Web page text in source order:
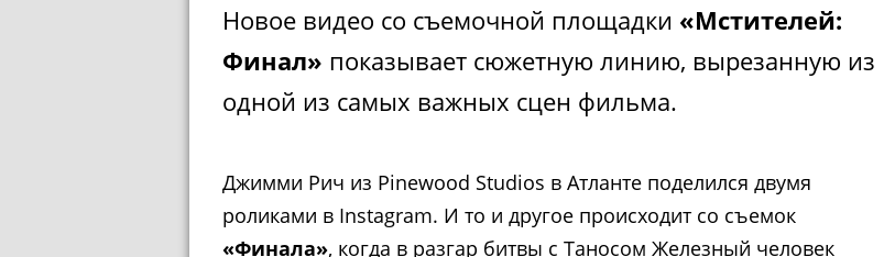
Новое видео со съемочной площадки «Мстителей:
Финал» показывает сюжетную линию, вырезанную из
одной из самых важных сцен фильма.
Джимми Рич из Pinewood Studios в Атланте поделился двумя
роликами в Instagram. И то и другое происходит со съемок
«Финала», когда в разгар битвы с Таносом Железный человек